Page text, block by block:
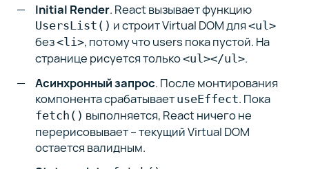
Initial Render. React вызывает функцию
UsersList() и строит Virtual DOM для<ul>
без<li>, потому что users пока пустой. На
странице рисуется только<ul></ul>.
Асинхронный запрос. После монтирования
компонента срабатывает useEffect. Пока
fetch() выполняется, React ничего не
перерисовывает – текущий Virtual DOM
остается валидным.